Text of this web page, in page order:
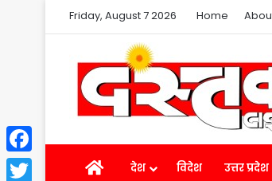
Friday, August 7 2026 Home
Homeदेश विदेश उत्तर प्रदेश
Facebook